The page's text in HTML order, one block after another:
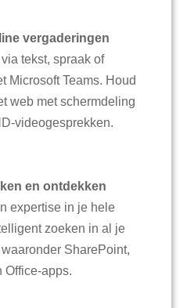
vergaderingen
tekst, spraak of
Microsoft Teams. Houd
web met schermdeling
videogesprekken.
en ontdekken
expertise in je hele
zoeken in al je
SharePoint,
Office-apps.